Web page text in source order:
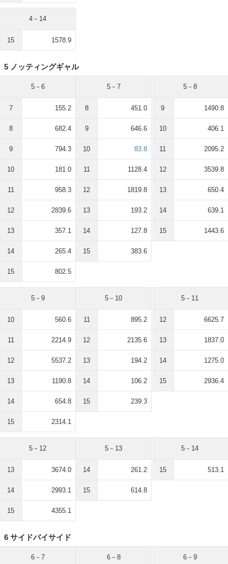
4－14
15 1578.9
5 ノッティングギャル
5－6
7 155.2
8 682.4
9 794.3
10 181.0
11 958.3
12 2839.6
13 357.1
14 265.4
15 802.5
5－7
8 451.0
9 646.6
10 83.8
11 1128.4
12 1819.8
13 193.2
14 127.8
15 383.6
5－8
9 1490.8
10 406.1
11 2095.2
12 3539.8
13 650.4
14 639.1
15 1443.6
5－9
10 560.6
11 2214.9
12 5537.2
13 1190.8
14 654.8
15 2314.1
5－10
11 895.2
12 2135.6
13 194.2
14 106.2
15 239.3
5－11
12 6625.7
13 1837.0
14 1275.0
15 2936.4
5－12
13 3674.0
14 2993.1
15 4355.1
5－13
14 261.2
15 614.8
5－14
15 513.1
6 サイドバイサイド
6－7 6－8 6－9